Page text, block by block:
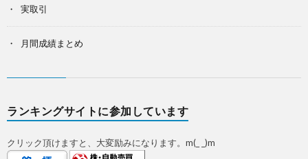
実取引
月間成績まとめ
ランキングサイトに参加しています
クリック頂けますと、大変励みになります。m(_ _)m